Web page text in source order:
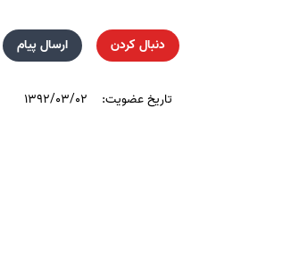
دنبال کردن ارسال پیام
تاریخ عضویت: ۱۳۹۲/۰۳/۰۲